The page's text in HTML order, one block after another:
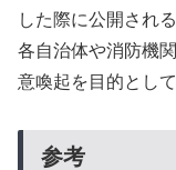
した際に公開され
各自治体や消防機
意喚起を目的として
参考